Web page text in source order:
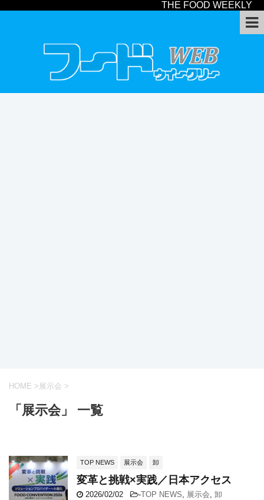
THE FOOD WEEKLY
HOME > 展示会 >
「展示会」 一覧
TOP NEWS 展示会 卸
変革と挑戦×実践／日本アクセス
2026/02/02 -TOP NEWS, 展示会, 卸